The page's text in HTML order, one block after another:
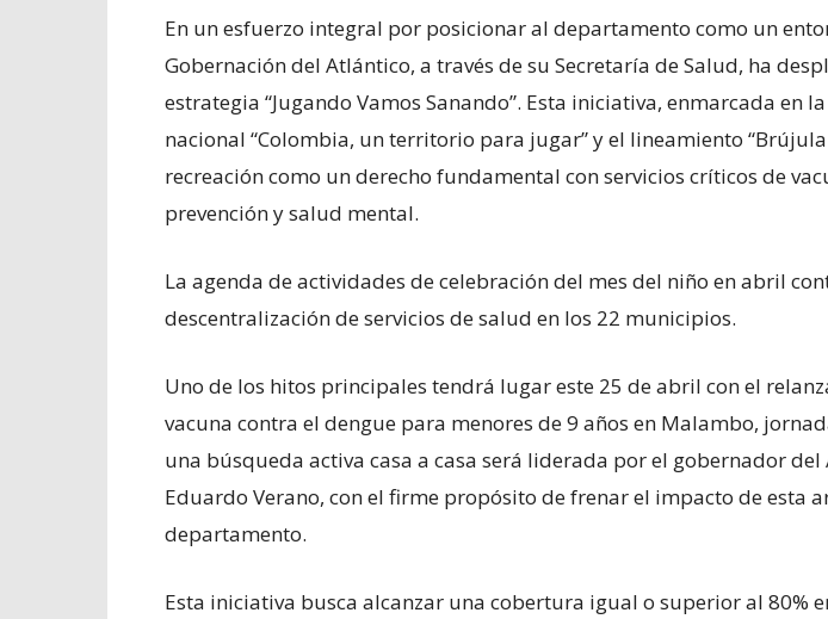
En un esfuerzo integral por posicionar al departamento como un
Gobernación del Atlántico, a través de su Secretaría de Salud, ha
estrategia “Jugando Vamos Sanando”. Esta iniciativa, enmarcada en
nacional “Colombia, un territorio para jugar” y el lineamiento
recreación como un derecho fundamental con servicios críticos de
prevención y salud mental.
La agenda de actividades de celebración del mes del niño en abril
descentralización de servicios de salud en los 22 municipios.
Uno de los hitos principales tendrá lugar este 25 de abril con el
vacuna contra el dengue para menores de 9 años en Malambo,
una búsqueda activa casa a casa será liderada por el gobernador del
Eduardo Verano, con el firme propósito de frenar el impacto de esta
departamento.
Esta iniciativa busca alcanzar una cobertura igual o superior al 80%